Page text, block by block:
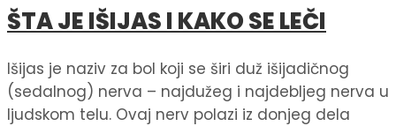
ŠTA JE IŠIJAS I KAKO SE LEČI
Išijas je naziv za bol koji se širi duž išijadičnog
(sedalnog) nerva – najdužeg i najdebljeg nerva u
ljudskom telu. Ovaj nerv polazi iz donjeg dela